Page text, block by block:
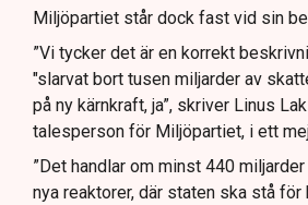
Miljöpartiet står dock fast vid sin
”Vi tycker det är en korrekt
"slarvat bort tusen miljarder av
på ny kärnkraft, ja”, skriver Linus
talesperson för Miljöpartiet, i ett
”Det handlar om minst 440
nya reaktorer, där staten ska stå för